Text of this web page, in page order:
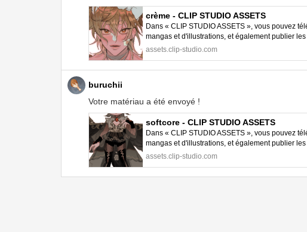
crème - CLIP STUDIO ASSETS
Dans « CLIP STUDIO ASSETS », vous pouvez
mangas et d'illustrations, et également publier
STUDIO PAINT.
assets.clip-studio.com
buruchii
Votre matériau a été envoyé !
softcore - CLIP STUDIO ASSETS
Dans « CLIP STUDIO ASSETS », vous pouvez
mangas et d'illustrations, et également publier
STUDIO PAINT.
assets.clip-studio.com